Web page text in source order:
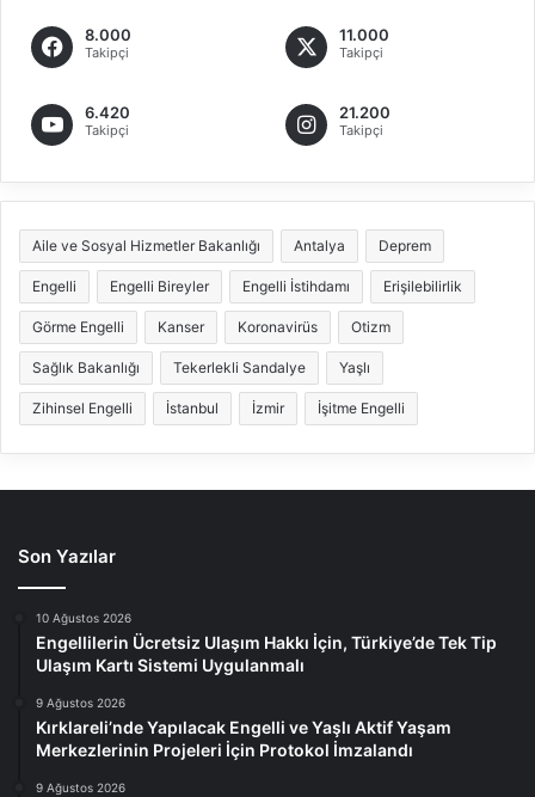
8.000
Takipçi
11.000
Takipçi
6.420
Takipçi
21.200
Takipçi
Aile ve Sosyal Hizmetler Bakanlığı Antalya Deprem
Engelli Engelli Bireyler Engelli İstihdamı Erişilebilirlik
Görme Engelli Kanser Koronavirüs Otizm
Sağlık Bakanlığı Tekerlekli Sandalye Yaşlı
Zihinsel Engelli İstanbul İzmir İşitme Engelli
Son Yazılar
10 Ağustos 2026
Engellilerin Ücretsiz Ulaşım Hakkı İçin, Türkiye’de Tek Tip
Ulaşım Kartı Sistemi Uygulanmalı
9 Ağustos 2026
Kırklareli’nde Yapılacak Engelli ve Yaşlı Aktif Yaşam
Merkezlerinin Projeleri İçin Protokol İmzalandı
9 Ağustos 2026